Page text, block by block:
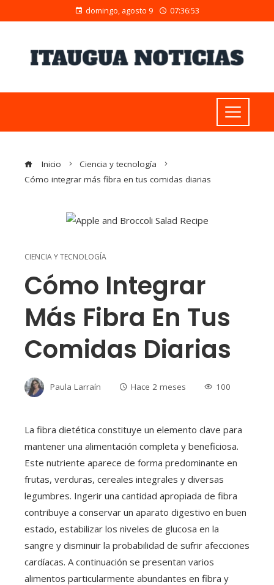
domingo, agosto 9 07:36:54
Inicio
Ciencia y tecnología
Cómo integrar más fibra en tus comidas diarias
CIENCIA Y TECNOLOGÍA
Cómo Integrar
Más Fibra En Tus
Comidas Diarias
Paula Larraín Hace 2 meses 100
La fibra dietética constituye un elemento clave para
mantener una alimentación completa y beneficiosa.
Este nutriente aparece de forma predominante en
frutas, verduras, cereales integrales y diversas
legumbres. Ingerir una cantidad apropiada de fibra
contribuye a conservar un aparato digestivo en buen
estado, estabilizar los niveles de glucosa en la
sangre y disminuir la probabilidad de sufrir afecciones
cardíacas. A continuación se presentan varios
alimentos particularmente abundantes en fibra y